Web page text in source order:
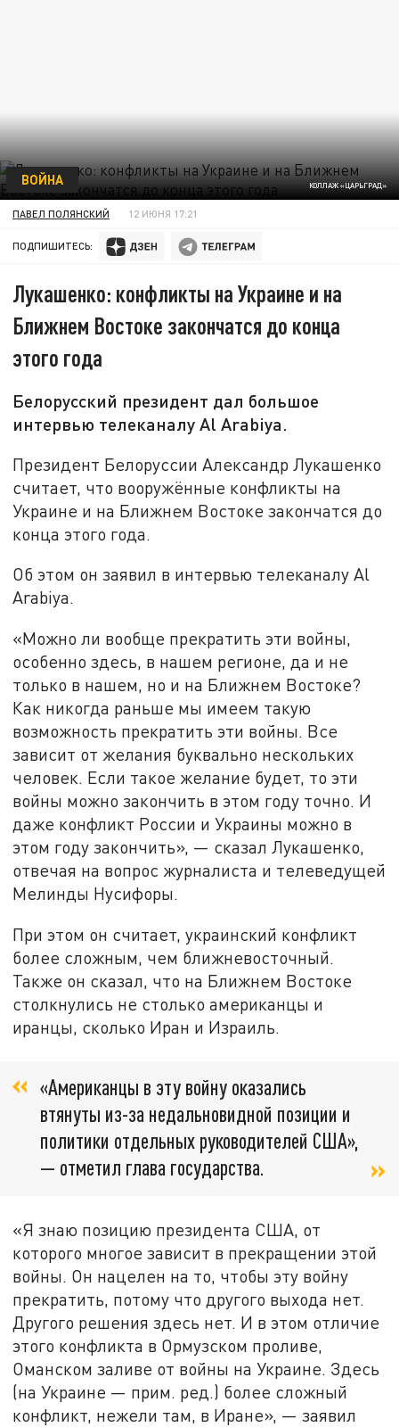
КОЛЛАЖ «ЦАРЬГРАД»
ВОЙНА
ПАВЕЛ ПОЛЯНСКИЙ 12 ИЮНЯ 17:21
ПОДПИШИТЕСЬ:
Лукашенко: конфликты на Украине и на
Ближнем Востоке закончатся до конца
этого года
Белорусский президент дал большое
интервью телеканалу Al Arabiya.
Президент Белоруссии Александр Лукашенко
считает, что вооружённые конфликты на
Украине и на Ближнем Востоке закончатся до
конца этого года.
Об этом он заявил в интервью телеканалу Al
Arabiya.
«Можно ли вообще прекратить эти войны,
особенно здесь, в нашем регионе, да и не
только в нашем, но и на Ближнем Востоке?
Как никогда раньше мы имеем такую
возможность прекратить эти войны. Все
зависит от желания буквально нескольких
человек. Если такое желание будет, то эти
войны можно закончить в этом году точно. И
даже конфликт России и Украины можно в
этом году закончить», — сказал Лукашенко,
отвечая на вопрос журналиста и телеведущей
Мелинды Нусифоры.
При этом он считает, украинский конфликт
более сложным, чем ближневосточный.
Также он сказал, что на Ближнем Востоке
столкнулись не столько американцы и
иранцы, сколько Иран и Израиль.
«Американцы в эту войну оказались
втянуты из-за недальновидной позиции и
политики отдельных руководителей США»,
— отметил глава государства.
«Я знаю позицию президента США, от
которого многое зависит в прекращении этой
войны. Он нацелен на то, чтобы эту войну
прекратить, потому что другого выхода нет.
Другого решения здесь нет. И в этом отличие
этого конфликта в Ормузском проливе,
Оманском заливе от войны на Украине. Здесь
(на Украине — прим. ред.) более сложный
конфликт, нежели там, в Иране», — заявил